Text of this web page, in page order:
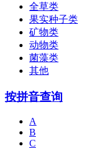
全草类
果实种子类
矿物类
动物类
菌藻类
其他
按拼音查询
A
B
C